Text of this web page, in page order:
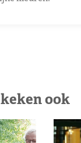
ook